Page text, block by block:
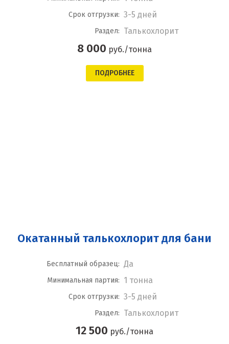
Срок отгрузки: 3-5 дней
Раздел: Талькохлорит
8 000 руб./тонна
ПОДРОБНЕЕ
Окатанный талькохлорит для бани
Бесплатный образец: Да
Минимальная партия: 1 тонна
Срок отгрузки: 3-5 дней
Раздел: Талькохлорит
12 500 руб./тонна